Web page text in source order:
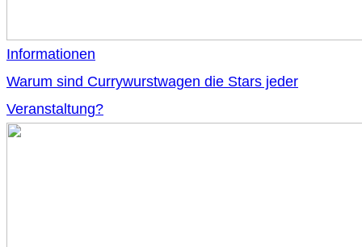
Informationen
Warum sind Currywurstwagen die Stars jeder
Veranstaltung?